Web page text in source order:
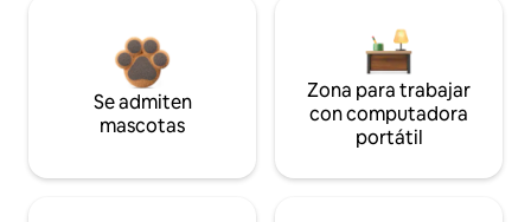
Se admiten
mascotas
Zona para trabajar
con computadora
portátil